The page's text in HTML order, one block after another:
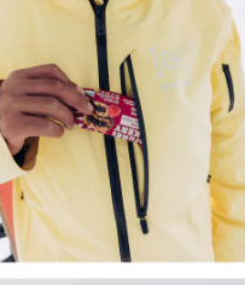
페이코 ID로 페
PAYCO 바로